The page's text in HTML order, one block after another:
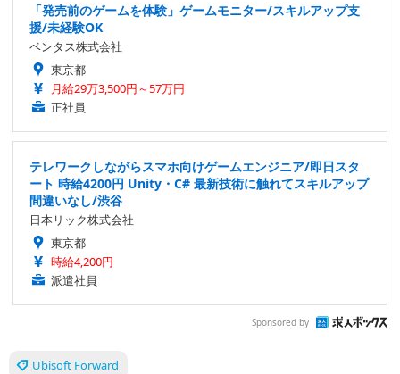
「発売前のゲームを体験」ゲームモニター/スキルアップ支
援/未経験OK
ベンタス株式会社
東京都
月給29万3,500円～57万円
正社員
テレワークしながらスマホ向けゲームエンジニア/即日スタ
ート 時給4200円 Unity・C# 最新技術に触れてスキルアップ
間違いなし/渋谷
日本リック株式会社
東京都
時給4,200円
派遣社員
Sponsored by
Ubisoft Forward